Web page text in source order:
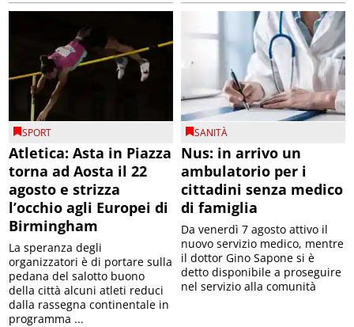
SPORT
Atletica: Asta in Piazza
torna ad Aosta il 22
agosto e strizza
l’occhio agli Europei di
Birmingham
La speranza degli
organizzatori è di portare sulla
pedana del salotto buono
della città alcuni atleti reduci
dalla rassegna continentale in
programma ...
SANITÀ
Nus: in arrivo un
ambulatorio per i
cittadini senza medico
di famiglia
Da venerdì 7 agosto attivo il
nuovo servizio medico, mentre
il dottor Gino Sapone si è
detto disponibile a proseguire
nel servizio alla comunità